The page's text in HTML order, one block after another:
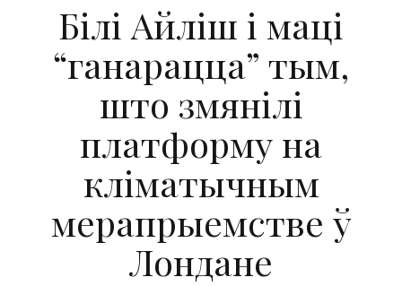
Білі Айліш і маці
“ганарацца” тым,
што змянілі
платформу на
кліматычным
мерапрыемстве ў
Лондане